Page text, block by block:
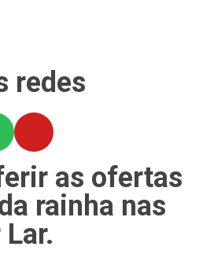
redes
as ofertas
rainha nas